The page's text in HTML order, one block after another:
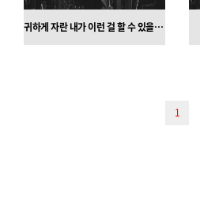
귀하게 자란 내가 이런 걸 할 수 있을까?"
1